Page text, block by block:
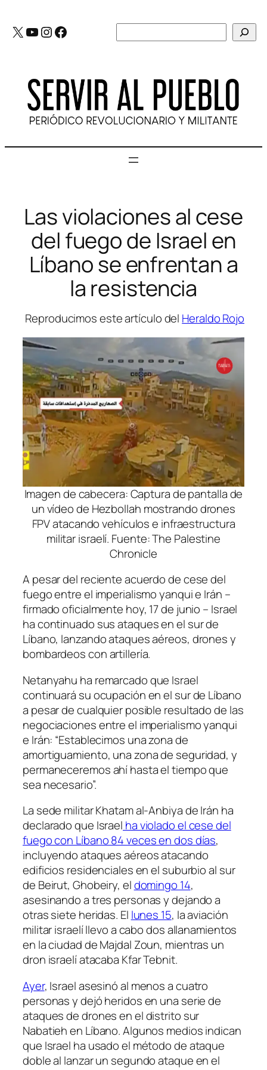
contenido
X YouTube
Instagram
Facebook
Las violaciones al cese
del fuego de Israel en
Líbano se enfrentan a
la resistencia
Reproducimos este artículo del Heraldo Rojo
Imagen de cabecera: Captura de pantalla de
un vídeo de Hezbollah mostrando drones
FPV atacando vehículos e infraestructura
militar israelí. Fuente: The Palestine
Chronicle
A pesar del reciente acuerdo de cese del
fuego entre el imperialismo yanqui e Irán –
firmado oficialmente hoy, 17 de junio – Israel
ha continuado sus ataques en el sur de
Líbano, lanzando ataques aéreos, drones y
bombardeos con artillería.
Netanyahu ha remarcado que Israel
continuará su ocupación en el sur de Líbano
a pesar de cualquier posible resultado de las
negociaciones entre el imperialismo yanqui
e Irán: “Establecimos una zona de
amortiguamiento, una zona de seguridad, y
permaneceremos ahí hasta el tiempo que
sea necesario”.
La sede militar Khatam al-Anbiya de Irán ha
declarado que Israel ha violado el cese del
fuego con Líbano 84 veces en dos días,
incluyendo ataques aéreos atacando
edificios residenciales en el suburbio al sur
de Beirut, Ghobeiry, eldomingo 14,
asesinando a tres personas y dejando a
otras siete heridas. El lunes 15, la aviación
militar israelí llevo a cabo dos allanamientos
en la ciudad de Majdal Zoun, mientras un
dron israelí atacaba Kfar Tebnit.
Ayer, Israel asesinó al menos a cuatro
personas y dejó heridos en una serie de
ataques de drones en el distrito sur
Nabatieh en Líbano. Algunos medios indican
que Israel ha usado el método de ataque
doble al lanzar un segundo ataque en el